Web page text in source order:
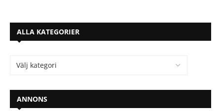
ALLA KATEGORIER
ANNONS